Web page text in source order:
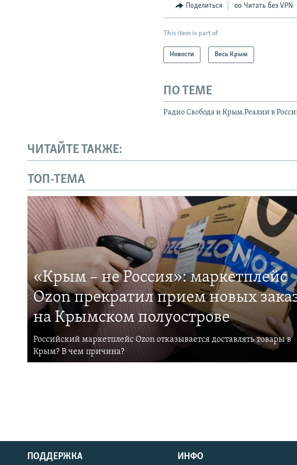
Поделиться Читать без VPN
This item is part of
Новости Весь Крым
ПО ТЕМЕ
Радио Свобода и Крым.Реалии в
ЧИТАЙТЕ ТАКЖЕ:
ТОП-ТЕМА
«Крым – не Россия»: маркетплейс
Ozon прекратил прием новых
на Крымском полуострове
Российский маркетплейс Ozon отказывается доставлять товары в
Крым? В чем причина?
ПОДДЕРЖКА ИНФО